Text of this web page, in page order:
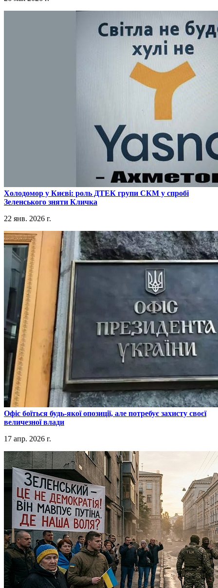
​Холодомор у Києві: роль ДТЕК групи СКМ у спробі
Зеленського зняти Кличка
22 янв. 2026 г.
​Офіс боїться будь-якої опозиції, але потребує захисту своєї
величезної влади
17 апр. 2026 г.